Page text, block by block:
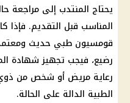
يحتاج المنتدب إلى مراجعة
المناسب قبل التقديم. فإذا
قومسيون طبي حديث
رضيع، فيجب تجهيز شهادة
رعاية مريض أو شخص من ذوي
الطبية الدالة على الحالة.